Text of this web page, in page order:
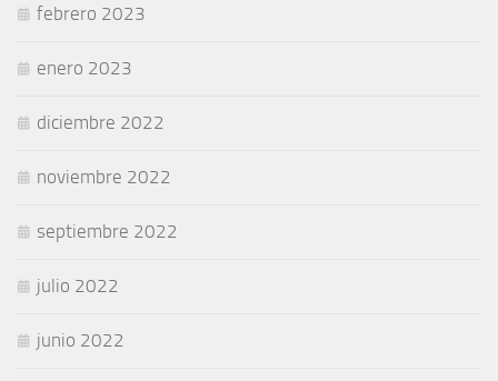
febrero 2023
enero 2023
diciembre 2022
noviembre 2022
septiembre 2022
julio 2022
junio 2022